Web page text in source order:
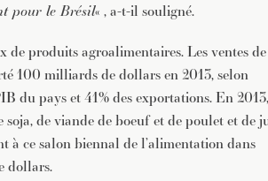
pour le Brésil« , a-t-il souligné.
de produits agroalimentaires. Les ventes de
100 milliards de dollars en 2013, selon
du pays et 41% des exportations. En 2013,
de viande de boeuf et de poulet et de
à ce salon biennal de l’alimentation dans
dollars.